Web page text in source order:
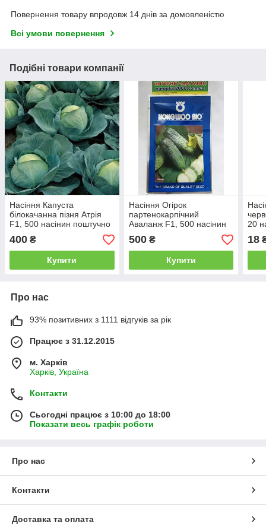
Повернення товару впродовж 14 днів за домовленістю
Всі умови повернення
Подібні товари компанії
Насіння Капуста
білокачанна пізня Атрія
F1, 500 насінин поштучно
Seminis
400 ₴
Купити
Насіння Огірок
партенокарпічний
Аваланж F1, 500 насінин
Nong Woo Bio
500₴
Купити
20
18
Про нас
93% позитивних з 1111 відгуків за рік
Працює з 31.12.2015
м. Харків
Харків, Україна
Контакти
Сьогодні працює з 10:00 до 18:00
Показати весь графік роботи
Про нас
Контакти
Доставка та оплата